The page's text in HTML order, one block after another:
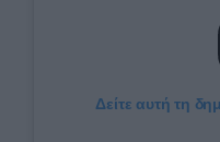
Δείτε αυτή τη